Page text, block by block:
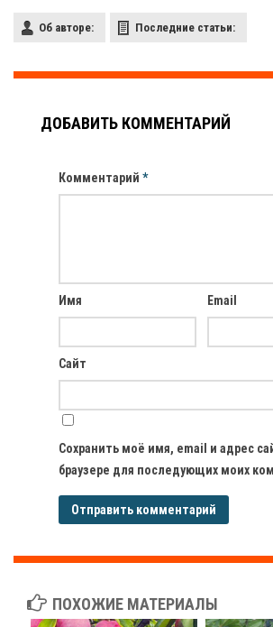
Об авторе: Последние статьи:
ДОБАВИТЬ КОММЕНТАРИЙ
Комментарий *
Имя Email
Сайт
Сохранить моё имя, email и адрес
браузере для последующих моих
ПОХОЖИЕ МАТЕРИАЛЫ